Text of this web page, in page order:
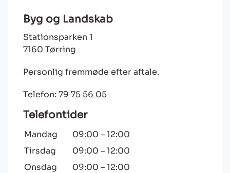
Blanket: Ansøg om udlejningstilladelse
Bemærk:Hvis du ønsker at bygge nyt eller
landzonetilladelseog enbyggetilladelse.
Byg og Landskab
Stationsparken 1
7160 Tørring
Personlig fremmøde efter aftale.
Telefon: 79 75 56 05
Telefontider
Mandag 09:00 –12:00
Tirsdag
09:00 –12:00
Onsdag
09:00 –12:00